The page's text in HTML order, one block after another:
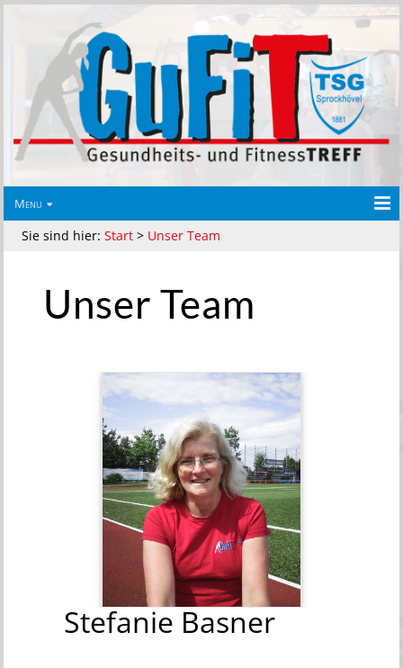
Menu
Sie sind hier:Start > Unser Team
Unser Team
Stefanie Basner